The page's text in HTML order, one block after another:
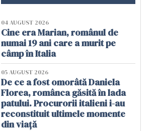
04 AUGUST 2026
Cine era Marian, românul de
numai 19 ani care a murit pe
câmp în Italia
05 AUGUST 2026
De ce a fost omorâtă Daniela
Florea, românca găsită în lada
patului. Procurorii italieni i-au
reconstituit ultimele momente
din viață